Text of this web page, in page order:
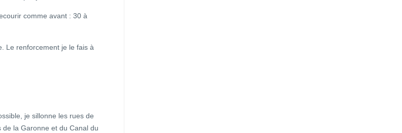
comme avant : 30 à
Le renforcement je le fais à
je sillonne les rues de
la Garonne et du Canal du